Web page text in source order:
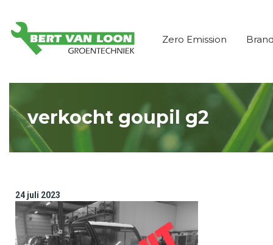
Zero Emission
verkocht goupil g2
24 juli 2023